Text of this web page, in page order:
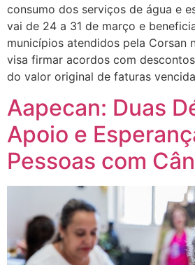
consumo dos serviços de água e
vai de 24 a 31 de março e
municípios atendidos pela Corsan
visa firmar acordos com
do valor original de faturas
Aapecan: Duas
Apoio e
Pessoas com